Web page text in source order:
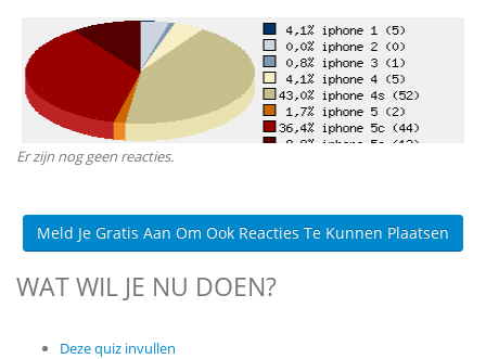
Er zijn nog geen reacties.
Meld Je Gratis Aan Om Ook Reacties Te Kunnen Plaatsen
WAT WIL JE NU DOEN?
Deze quiz invullen